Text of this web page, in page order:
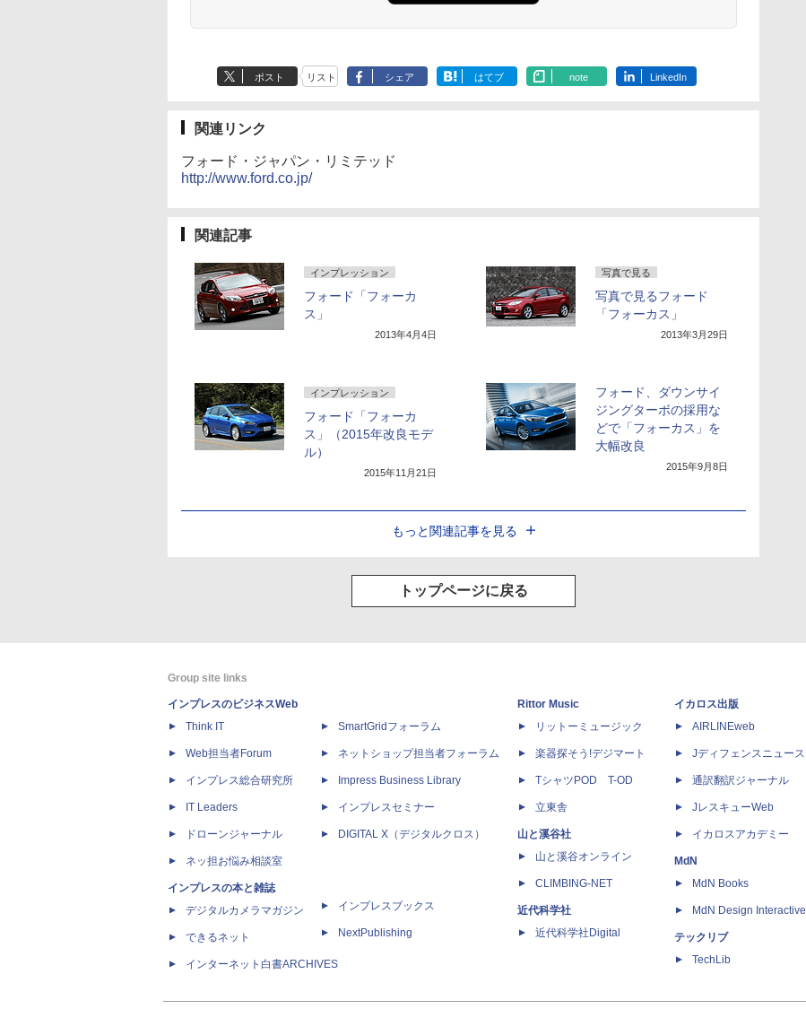
ポスト リスト シェア はてブ note LinkedIn
関連リンク
フォード・ジャパン・リミテッド
http://www.ford.co.jp/
関連記事
インプレッション
フォード「フォーカ
ス」
2013年4月4日
写真で見る
写真で見るフォード
「フォーカス」
2013年3月29日
インプレッション
フォード「フォーカ
ス」（2015年改良モデ
ル）
2015年11月21日
フォード、ダウンサイ
ジングターボの採用な
どで「フォーカス」を
大幅改良
2015年9月8日
もっと関連記事を見る
トップページに戻る
Group site links
インプレスのビジネスWeb
Think IT
Web担当者Forum
インプレス総合研究所
IT Leaders
ドローンジャーナル
ネッ担お悩み相談室
インプレスの本と雑誌
デジタルカメラマガジン
できるネット
インターネット白書ARCHIVES
SmartGridフォーラム
ネットショップ担当者フォーラム
Impress Business Library
インプレスセミナー
DIGITAL X（デジタルクロス）
インプレスブックス
NextPublishing
Rittor Music
リットーミュージック
楽器探そう!デジマート
TシャツPOD T-OD
立東舎
山と溪谷社
山と溪谷オンライン
CLIMBING-NET
近代科学社
近代科学社Digital
イカロス出版
AIRLINEweb
Jディフェンスニュース
通訳翻訳ジャーナル
JレスキューWeb
イカロスアカデミー
MdN
MdN Books
MdN Design Interactive
テックリブ
TechLib